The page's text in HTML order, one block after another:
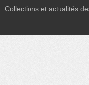
Collections et actualités